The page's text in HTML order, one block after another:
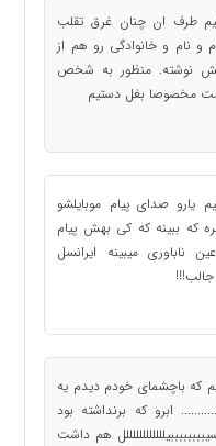
طرف ان چنان غرق تقلب
و نام و خانوادگی رو هم از
نوشته. منظور به شخص
مخصوصا بغل دستیم
یارو صدای پیام موبایلشو
که ببینه که کی بهش پیام
ناباوری میبینه ایرانسل
که باچشمای خودم دیدم یه
ابرو که برنداشته بود
هم داشت